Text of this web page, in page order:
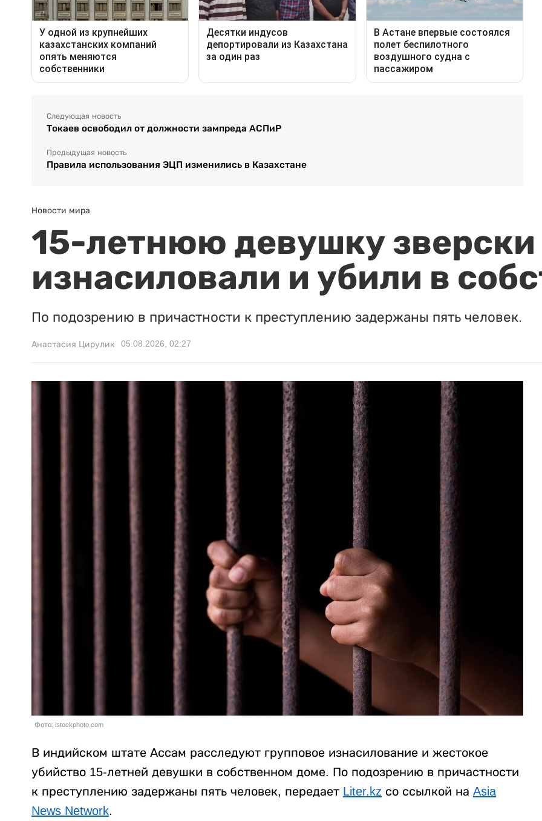
Следующая новость
Токаев освободил от должности зампреда АСПиР
Предыдущая новость
Правила использования ЭЦП изменились в Казахстане
Новости мира
15-летнюю девушку зверски
изнасиловали и убили в
По подозрению в причастности к преступлению задержаны пять человек.
Анастасия Цирулик 05.08.2026, 02:27
Фото: istockphoto.com
В индийском штате Ассам расследуют групповое изнасилование и жестокое
убийство 15-летней девушки в собственном доме. По подозрению в причастности
к преступлению задержаны пять человек, передает Liter.kz со ссылкой на Asia
News Network.